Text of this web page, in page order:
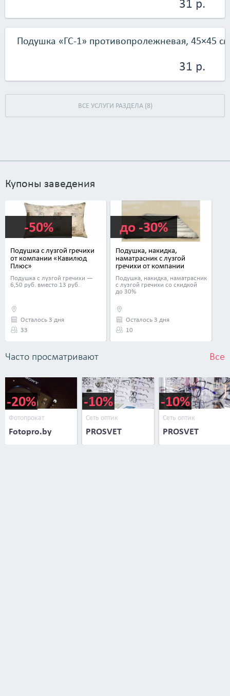
31 р.
Подушка «ГС-1» противопролежневая, 45×45 см
31 р.
ВСЕ УСЛУГИ РАЗДЕЛА (8)
Купоны заведения
Подушка с лузгой гречихи
от компании «Кавилюд
Плюс»
Подушка с лузгой гречихи —
6,50 руб. вместо 13 руб.
Осталось 3 дня
33
-50%
Подушка, накидка,
наматрасник с лузгой
гречихи от компании
Подушка, накидка, наматрасник
с лузгой гречихи со скидкой
до 30%
Осталось 3 дня
10
до -30%
Часто просматривают Все
-20%
Фотопрокат
Fotopro.by
-10%
Сеть оптик
PROSVET
-10%
Сеть оптик
PROSVET